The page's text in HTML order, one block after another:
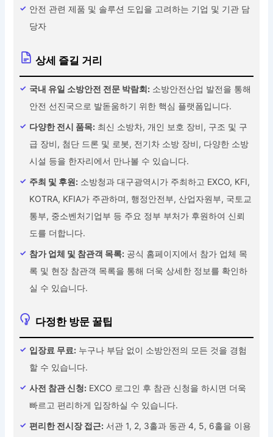
안전 관련 제품 및 솔루션 도입을 고려하는 기업 및 기관 담
당자
상세 즐길 거리
국내 유일 소방안전 전문 박람회: 소방안전산업 발전을 통해
안전 선진국으로 발돋움하기 위한 핵심 플랫폼입니다.
다양한 전시 품목: 최신 소방차, 개인 보호 장비, 구조 및 구
급 장비, 첨단 드론 및 로봇, 전기차 소방 장비, 다양한 소방
시설 등을 한자리에서 만나볼 수 있습니다.
주최 및 후원: 소방청과 대구광역시가 주최하고 EXCO, KFI,
KOTRA, KFIA가 주관하며, 행정안전부, 산업자원부, 국토교
통부, 중소벤처기업부 등 주요 정부 부처가 후원하여 신뢰
도를 더합니다.
참가 업체 및 참관객 목록: 공식 홈페이지에서 참가 업체 목
록 및 현장 참관객 목록을 통해 더욱 상세한 정보를 확인하
실 수 있습니다.
다정한 방문 꿀팁
입장료 무료: 누구나 부담 없이 소방안전의 모든 것을 경험
할 수 있습니다.
사전 참관 신청: EXCO 로그인 후 참관 신청을 하시면 더욱
빠르고 편리하게 입장하실 수 있습니다.
편리한 전시장 접근: 서관 1, 2, 3홀과 동관 4, 5, 6홀을 이용